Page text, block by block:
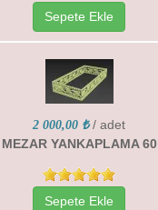
Sepete Ekle
2 000,00 ₺ / adet
MEZAR YANKAPLAMA 60
Sepete Ekle